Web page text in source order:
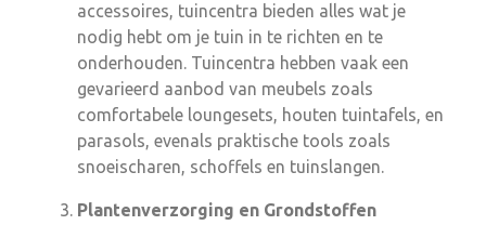
accessoires, tuincentra bieden alles wat je
nodig hebt om je tuin in te richten en te
onderhouden. Tuincentra hebben vaak een
gevarieerd aanbod van meubels zoals
comfortabele loungesets, houten tuintafels, en
parasols, evenals praktische tools zoals
snoeischaren, schoffels en tuinslangen.
Plantenverzorging en Grondstoffen